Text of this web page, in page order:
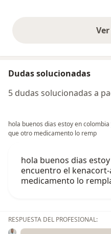
Dudas solucionadas
5 dudas solucionadas a
hola buenos dias estoy en
que otro medicamento lo remp
hola buenos dias
encuentro el
medicamento lo
RESPUESTA DEL PROFESIONAL: